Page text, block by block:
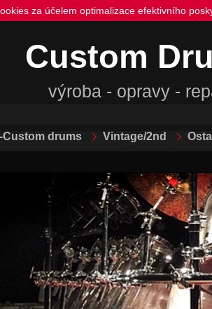
za účelem optimalizace efektivního
Custom
výroba - opravy -
Custom drums Vintage/2nd